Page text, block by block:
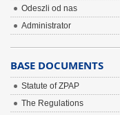
Odeszli od nas
Administrator
BASE DOCUMENTS
Statute of ZPAP
The Regulations